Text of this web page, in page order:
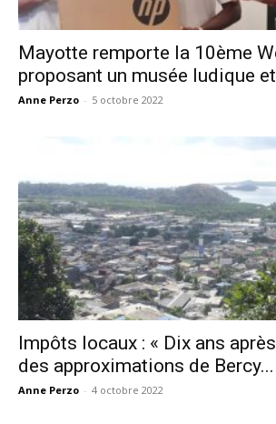
Mayotte remporte la 10ème
proposant un musée ludique
Anne Perzo - 5 octobre 2022
Impôts locaux : « Dix ans
des approximations de Bercy...
Anne Perzo - 4 octobre 2022